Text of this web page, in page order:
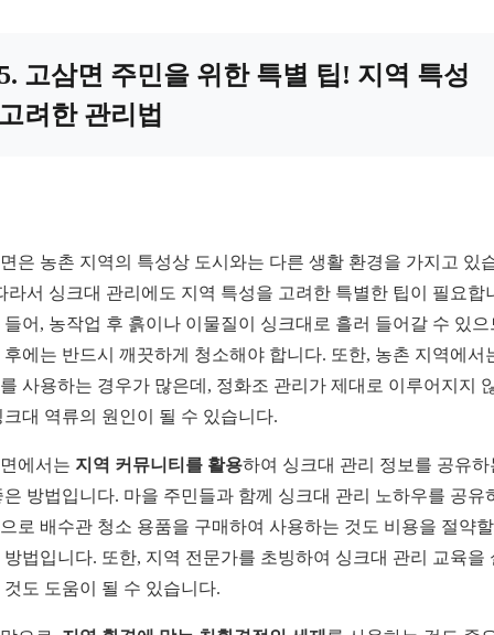
고삼면 주민을 위한 특별 팁! 지역 특성
려한 관리법
은 농촌 지역의 특성상 도시와는 다른 생활 환경을 가지고 있
라서 싱크대 관리에도 지역 특성을 고려한 특별한 팁이 필요합
들어, 농작업 후 흙이나 이물질이 싱크대로 흘러 들어갈 수 있으
후에는 반드시 깨끗하게 청소해야 합니다. 또한, 농촌 지역에서
사용하는 경우가 많은데, 정화조 관리가 제대로 이루어지지
크대 역류의 원인이 될 수 있습니다.
에서는 지역 커뮤니티를 활용하여 싱크대 관리 정보를 공유하
은 방법입니다. 마을 주민들과 함께 싱크대 관리 노하우를 공유
로 배수관 청소 용품을 구매하여 사용하는 것도 비용을 절약
방법입니다. 또한, 지역 전문가를 초빙하여 싱크대 관리 교육을
것도 도움이 될 수 있습니다.